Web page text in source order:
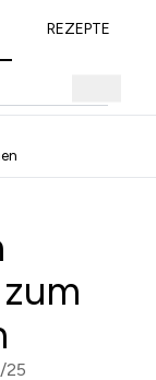
REZEPTE
25